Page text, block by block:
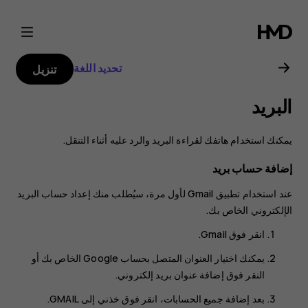
دليل
مستخدم
هاتف
Nokia
8.1
تحديد اللغة تنزيل
البريد
يمكنك استخدام هاتفك لقراءة البريد والرد عليه أثناء التنقل.
إضافة حساب بريد
عند استخدام تطبيق Gmail لأول مرة، سيُطلب منك إعداد حساب البريد
الإلكتروني الخاص بك.
انقر فوق Gmail
.
يمكنك اختيار العنوان المتصل بحساب Google الخاص بك أو
النقر فوق إضافة عنوان بريد إلكتروني.
بعد إضافة جميع الحسابات، انقر فوق خذني إلى GMAIL‎ .